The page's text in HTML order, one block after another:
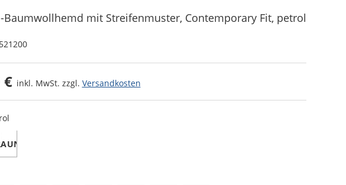
Baumwollhemd mit Streifenmuster, Contemporary Fit, petrol
€ inkl. MwSt. zzgl. Versandkosten